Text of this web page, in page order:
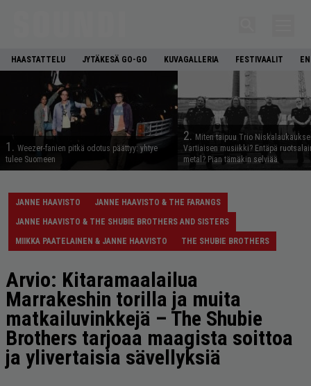
HAASTATTELU JYTÄKESÄ GO-GO KUVAGALLERIA FESTIVAALIT
1. Weezer-fanien pitkä odotus päättyy: yhtye
tulee Suomeen
2. Miten taipuu Trio
Vartiaisen musiikki? Entäpä
metal? Pian tämäkin selviää
JANNE HAAVISTO
JANNE HAAVISTO & THE FARANGS
JANNE HAAVISTO & THE SHUBIE BROTHERS AND SISTERS
MIIKKA PAATELAINEN & JANNE HAAVISTO
THE SHUBIE BROTHERS
Arvio: Kitaramaalailua
Marrakeshin torilla ja muita
matkailuvinkkejä – The Shubie
Brothers tarjoaa maagista soittoa
ja ylivertaisia sävellyksiä